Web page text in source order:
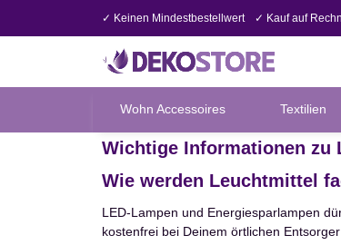
✓ Keinen Mindestbestellwert ✓ Kauf auf
Wohn Accessoires Textilien
Wichtige Informationen zu
Wie werden Leuchtmittel
LED-Lampen und Energiesparlampen
kostenfrei bei Deinem örtlichen